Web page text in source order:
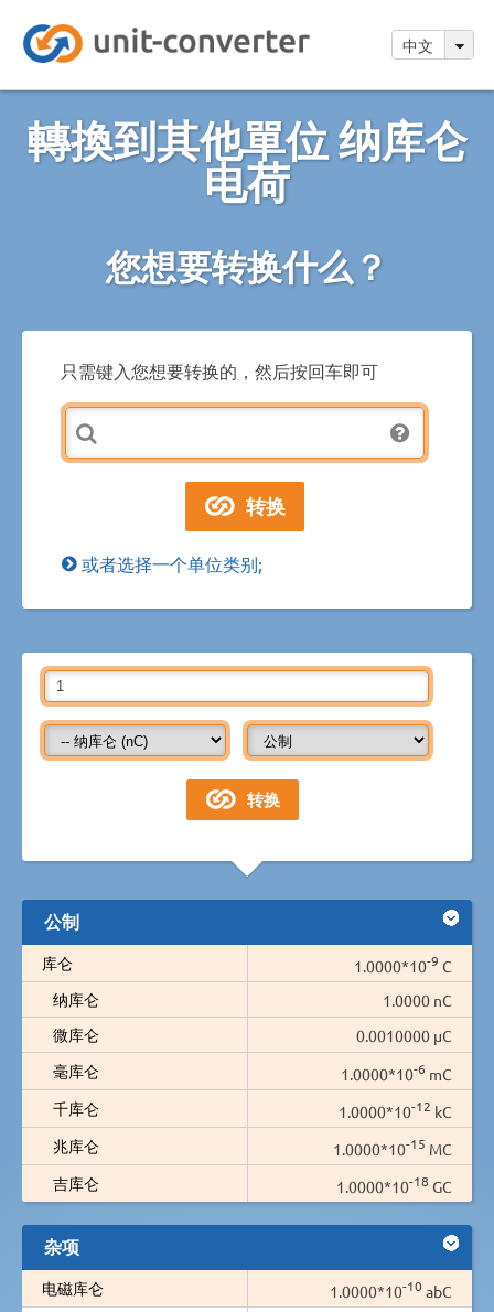
中文
轉換到其他單位 纳库仑
电荷
您想要转换什么？
只需键入您想要转换的，然后按回车即可
或者选择一个单位类别;
公制
库仑 1.0000*10-9 C
纳库仑
1.0000 nC
微库仑
0.0010000 µC
毫库仑
1.0000*10-6 mC
千库仑
1.0000*10-12 kC
兆库仑
1.0000*10-15 MC
吉库仑
1.0000*10-18 GC
杂项
电磁库仑 1.0000*10-10 abC